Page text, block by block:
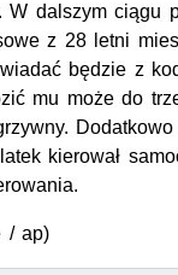
W dalszym ciągu
z 28 letni
będzie z
mu może do
kierował
/ ap)